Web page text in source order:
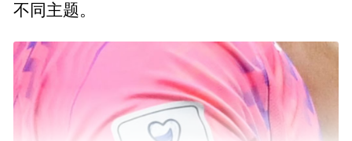
不同主题。